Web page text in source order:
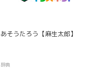
あそうたろう【麻生太郎】
辞典